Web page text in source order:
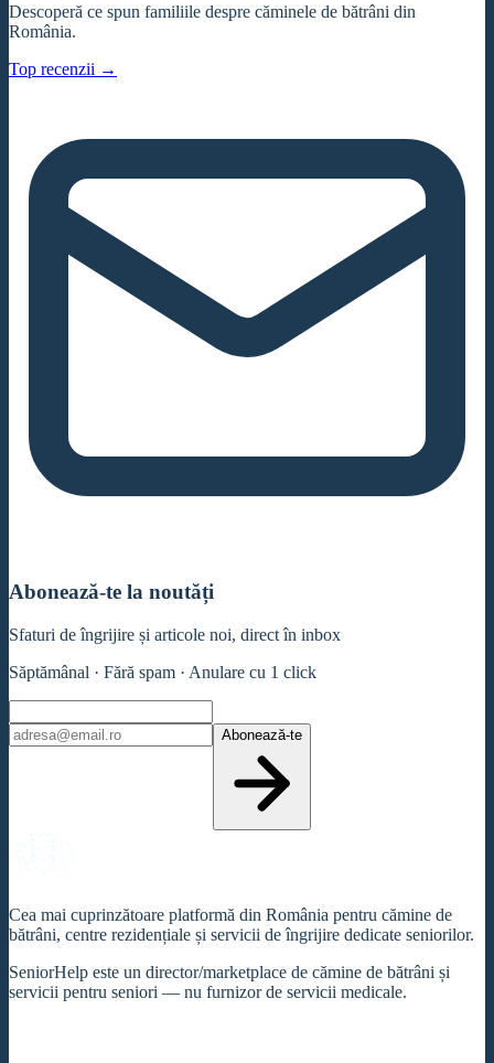
Descoperă ce spun familiile despre căminele de bătrâni din
România.
Top recenzii →
Abonează-te la noutăți
Sfaturi de îngrijire și articole noi, direct în inbox
Săptămânal · Fără spam · Anulare cu 1 click
Abonează-te
Cea mai cuprinzătoare platformă din România pentru cămine de
bătrâni, centre rezidențiale și servicii de îngrijire dedicate seniorilor.
SeniorHelp este un director/marketplace de cămine de bătrâni și
servicii pentru seniori — nu furnizor de servicii medicale.